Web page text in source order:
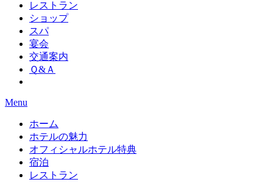
レストラン
ショップ
スパ
宴会
交通案内
Ｑ&Ａ
Menu
ホーム
ホテルの魅力
オフィシャルホテル特典
宿泊
レストラン